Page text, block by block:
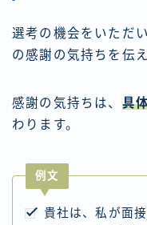
選考の機会をいただ
の感謝の気持ちを伝え
感謝の気持ちは、 具
わります。
例文
貴社は、私が面